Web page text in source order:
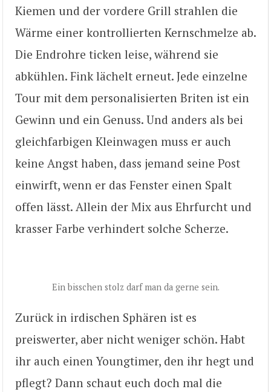
Kiemen und der vordere Grill strahlen die
Wärme einer kontrollierten Kernschmelze ab.
Die Endrohre ticken leise, während sie
abkühlen. Fink lächelt erneut. Jede einzelne
Tour mit dem personalisierten Briten ist ein
Gewinn und ein Genuss. Und anders als bei
gleichfarbigen Kleinwagen muss er auch
keine Angst haben, dass jemand seine Post
einwirft, wenn er das Fenster einen Spalt
offen lässt. Allein der Mix aus Ehrfurcht und
krasser Farbe verhindert solche Scherze.
Ein bisschen stolz darf man da gerne sein.
Zurück in irdischen Sphären ist es
preiswerter, aber nicht weniger schön. Habt
ihr auch einen Youngtimer, den ihr hegt und
pflegt? Dann schaut euch doch mal die